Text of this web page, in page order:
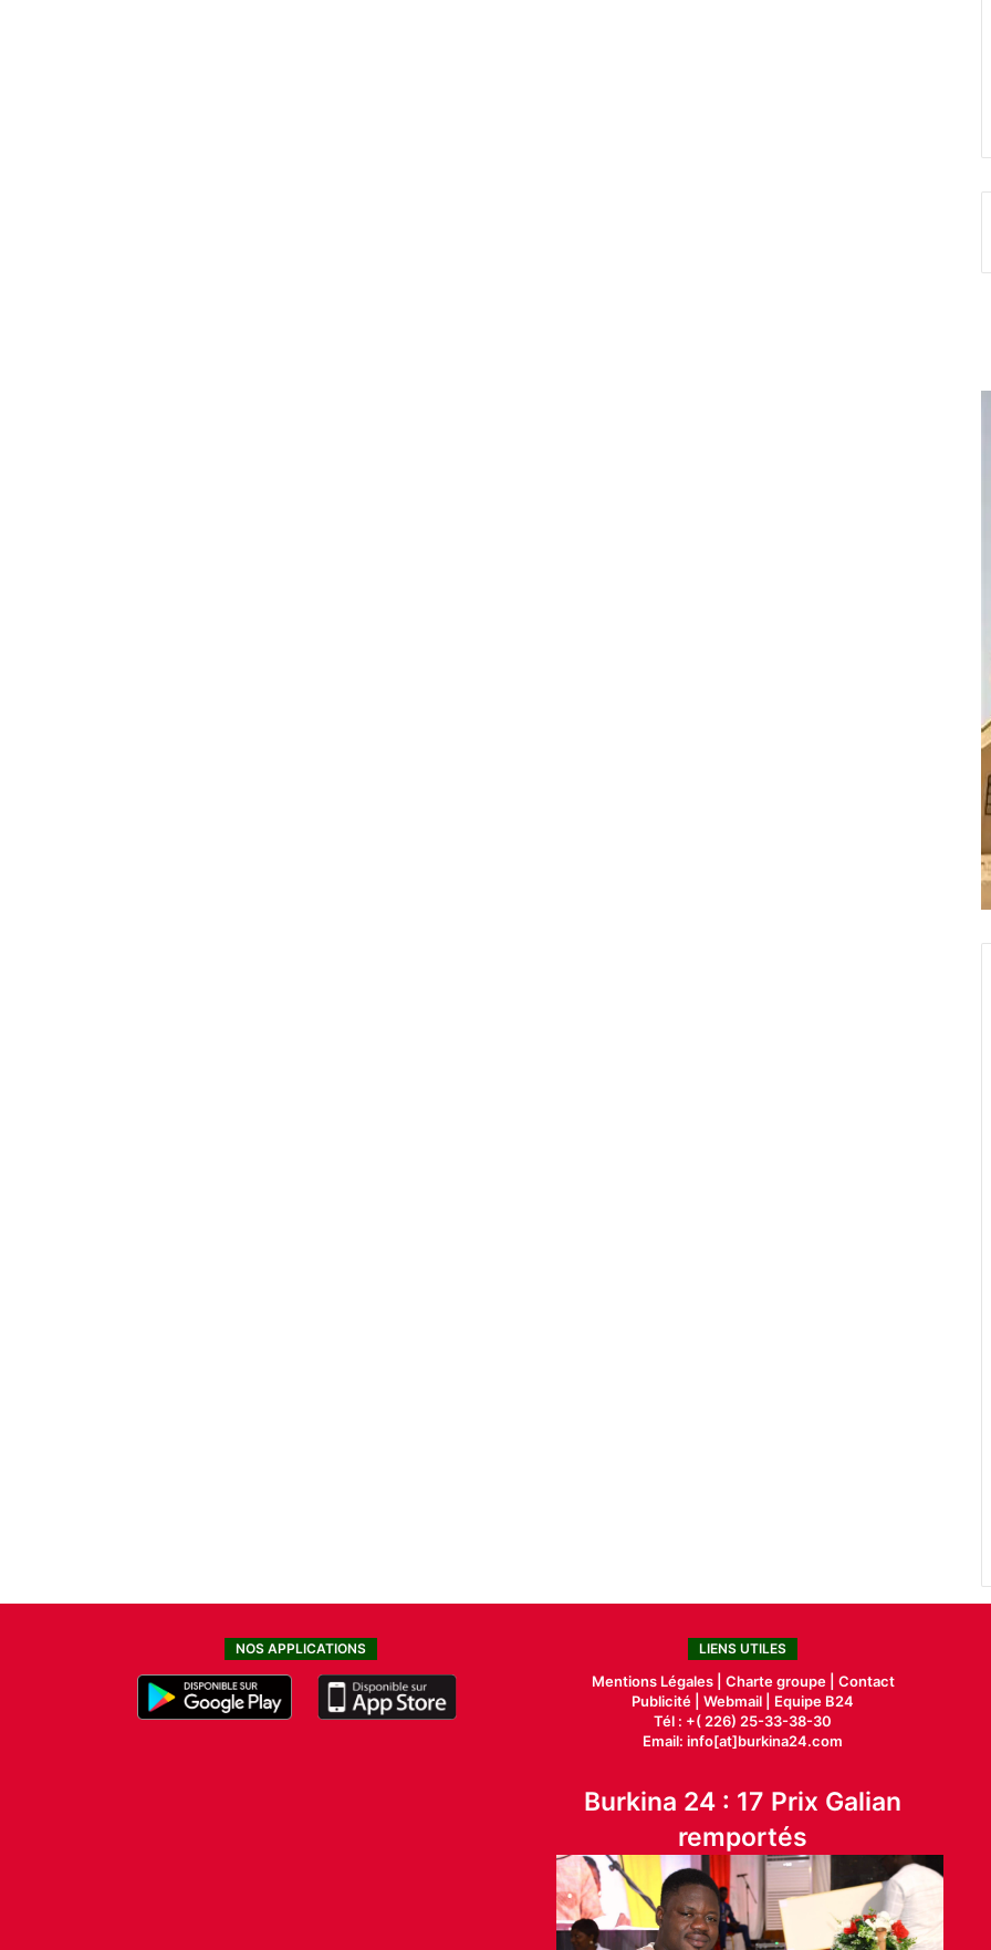
NOS APPLICATIONS LIENS UTILES
Mentions Légales | Charte groupe | Contact
Publicité |Webmail |
Equipe B24
Tél : +( 226) 25-33-38-30
Email: info[at]burkina24.com
Burkina 24 : 17 Prix Galian
remportés